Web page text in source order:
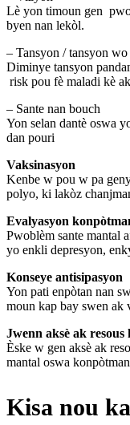
Lè yon timoun gen
byen nan lekòl.
– Tansyon / tansyon wo
Diminye tansyon
risk pou fè maladi kè
– Sante nan bouch
Yon selan dantè oswa
dan pouri
Vaksinasyon
Kenbe w pou w pa
polyo, ki lakòz
Evalyasyon
Pwoblèm sante mantal
yo enkli depresyon,
Konseye antisipasyon
Yon pati enpòtan nan
moun kap bay swen ak
Jwenn aksè ak resous
Èske w gen aksè ak
mantal oswa
Kisa nou